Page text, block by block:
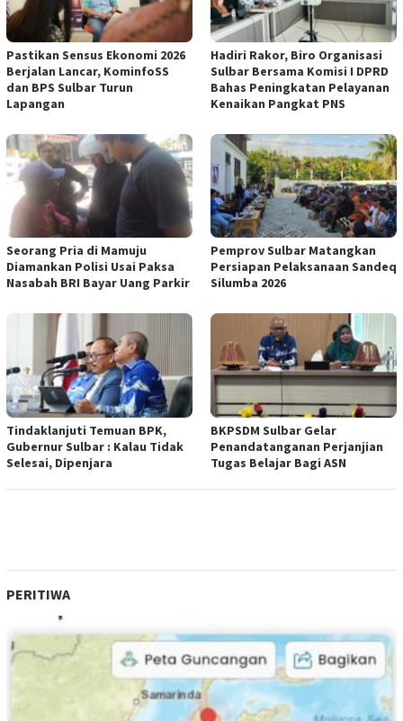
Pastikan Sensus Ekonomi 2026
Berjalan Lancar, KominfoSS
dan BPS Sulbar Turun
Lapangan
Hadiri Rakor, Biro Organisasi
Sulbar Bersama Komisi I DPRD
Bahas Peningkatan Pelayanan
Kenaikan Pangkat PNS
Seorang Pria di Mamuju
Diamankan Polisi Usai Paksa
Nasabah BRI Bayar Uang Parkir
Pemprov Sulbar Matangkan
Persiapan Pelaksanaan Sandeq
Silumba 2026
Tindaklanjuti Temuan BPK,
Gubernur Sulbar : Kalau Tidak
Selesai, Dipenjara
BKPSDM Sulbar Gelar
Penandatanganan Perjanjian
Tugas Belajar Bagi ASN
PERITIWA